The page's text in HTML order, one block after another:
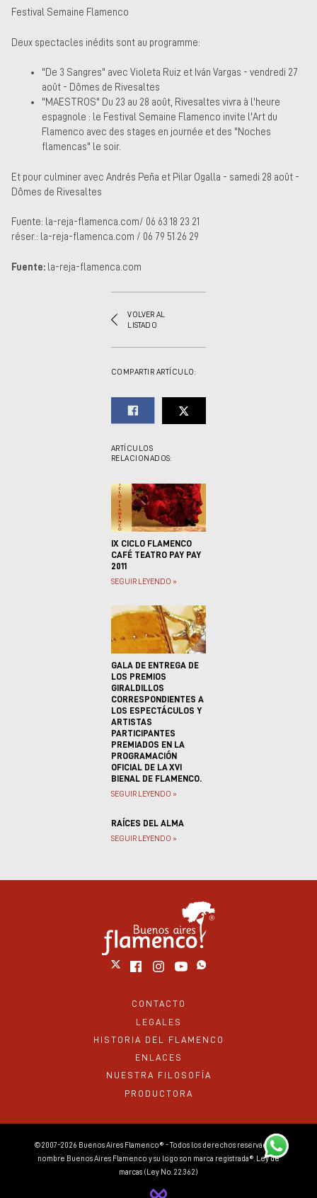
Festival Semaine Flamenco
Deux spectacles inédits sont au programme:
"De 3 Sangres" avec Violeta Ruiz et Iván Vargas - vendredi 27
août - Dômes de Rivesaltes
"MAESTROS" Du 23 au 28 août, Rivesaltes vivra à l'heure
espagnole : le Festival Semaine Flamenco invite l'Art du
Flamenco avec des stages en journée et des "Noches
flamencas" le soir.
Et pour culminer avec Andrés Peña et Pilar Ogalla - samedi 28 août -
Dômes de Rivesaltes
Fuente: la-reja-flamenca.com/ 06 63 18 23 21
réser.: la-reja-flamenca.com / 06 79 51 26 29
Fuente: la-reja-flamenca.com
VOLVER AL
LISTADO
COMPARTIR ARTÍCULO:
ARTÍCULOS
RELACIONADOS:
IX CICLO FLAMENCO
CAFÉ TEATRO PAY PAY
2011
SEGUIR LEYENDO »
GALA DE ENTREGA DE
LOS PREMIOS
GIRALDILLOS
CORRESPONDIENTES A
LOS ESPECTÁCULOS Y
ARTISTAS
PARTICIPANTES
PREMIADOS EN LA
PROGRAMACIÓN
OFICIAL DE LA XVI
BIENAL DE FLAMENCO.
SEGUIR LEYENDO »
RAÍCES DEL ALMA
SEGUIR LEYENDO »
CONTACTO
LEGALES
HISTORIA DEL FLAMENCO
ENLACES
NUESTRA FILOSOFÍA
PRODUCTORA
©2007-2026 Buenos Aires Flamenco® - Todos los derechos reservados. El
nombre Buenos Aires Flamenco y su logo son marca registrada®. Ley de
marcas (Ley No. 22.362)